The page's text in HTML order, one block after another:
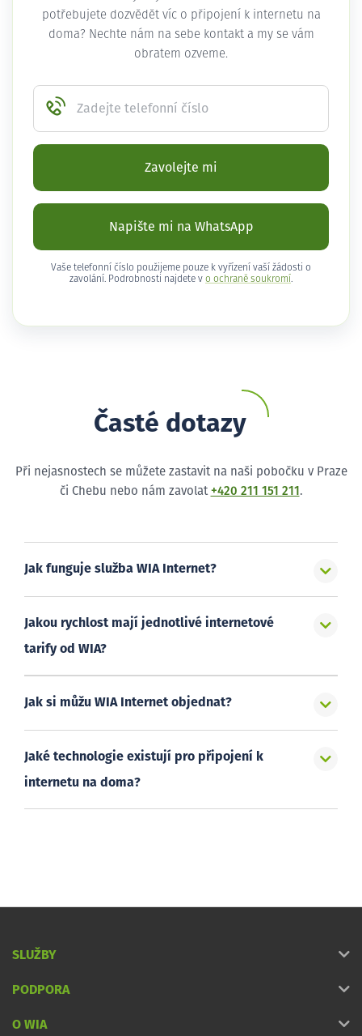
potřebujete dozvědět víc o připojení k internetu na
doma? Nechte nám na sebe kontakt a my se vám
obratem ozveme.
Zadejte telefonní číslo
Zavolejte mi
Napište mi na WhatsApp
Vaše telefonní číslo použijeme pouze k vyřízení vaší žádosti o
zavolání. Podrobnosti najdete v o ochraně soukromí .
Časté dotazy
Při nejasnostech se můžete zastavit na naši pobočku v Praze
či Chebu nebo nám zavolat +420 211 151 211 .
Jak funguje služba WIA Internet?
Jakou rychlost mají jednotlivé internetové
tarify od WIA?
Jak si můžu WIA Internet objednat?
Jaké technologie existují pro připojení k
internetu na doma?
SLUŽBY
PODPORA
O WIA